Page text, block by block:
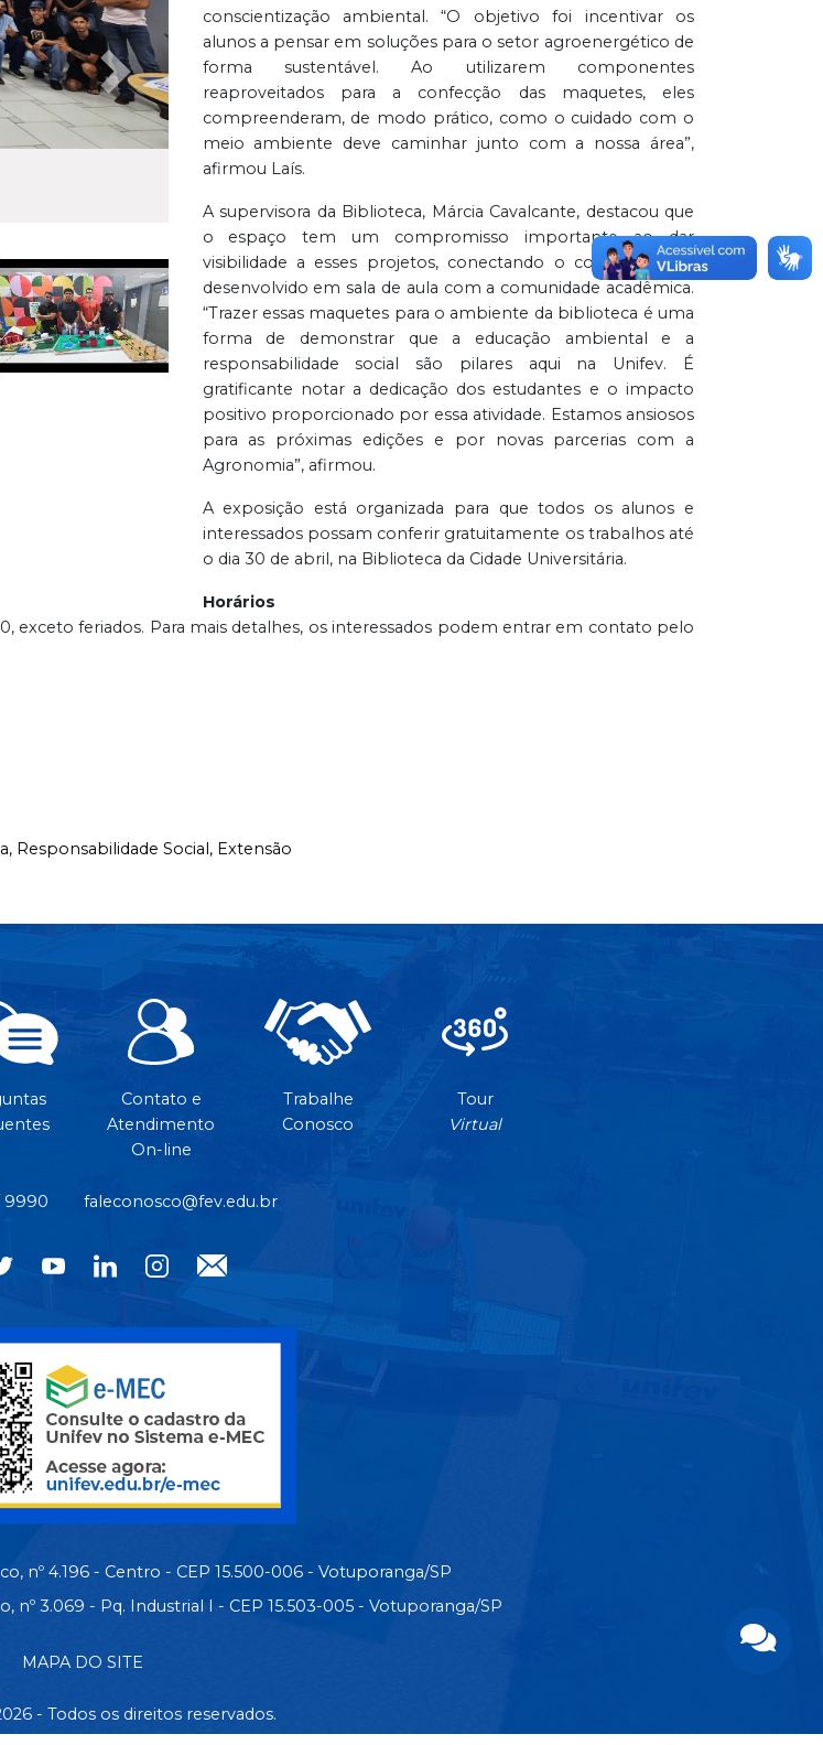
Próxima
conscientização ambiental. “O objetivo foi incentivar os
alunos a pensar em soluções para o setor agroenergético de
forma sustentável. Ao utilizarem componentes
reaproveitados para a confecção das maquetes, eles
compreenderam, de modo prático, como o cuidado com o
meio ambiente deve caminhar junto com a nossa área”,
afirmou Laís.
A supervisora da Biblioteca, Márcia Cavalcante, destacou que
o espaço tem um compromisso importante ao dar
visibilidade a esses projetos, conectando o conhecimento
desenvolvido em sala de aula com a comunidade acadêmica.
“Trazer essas maquetes para o ambiente da biblioteca é uma
forma de demonstrar que a educação ambiental e a
responsabilidade social são pilares aqui na Unifev. É
gratificante notar a dedicação dos estudantes e o impacto
positivo proporcionado por essa atividade. Estamos ansiosos
para as próximas edições e por novas parcerias com a
Agronomia”, afirmou.
A exposição está organizada para que todos os alunos e
interessados possam conferir gratuitamente os trabalhos até
o dia 30 de abril, na Biblioteca da Cidade Universitária.
Horários
exceto feriados. Para mais detalhes, os interessados podem entrar em contato pelo
Responsabilidade Social, Extensão
Contato e
Atendimento
On-line
Trabalhe
Conosco
Tour
Virtual
9990 faleconosco@fev.edu.br
nº 4.196 - Centro - CEP 15.500-006 - Votuporanga/SP
nº 3.069 - Pq. Industrial I - CEP 15.503-005 - Votuporanga/SP
MAPA DO SITE
- Todos os direitos reservados.